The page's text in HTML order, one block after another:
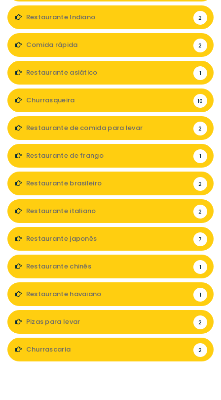
Restaurante Indiano 2
Comida rápida 2
Restaurante asiático 1
Churrasqueira 10
Restaurante de comida para levar 2
Restaurante de frango 1
Restaurante brasileiro 2
Restaurante italiano 2
Restaurante japonês 7
Restaurante chinês 1
Restaurante havaiano 1
Pizas para levar 2
Churrascaria 2